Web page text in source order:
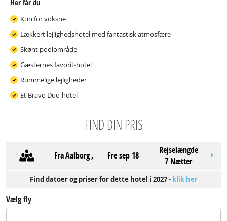
Her får du
Kun for voksne
Lækkert lejlighedshotel med fantastisk atmosfære
Skønt poolområde
Gæsternes favorit-hotel
Rummelige lejligheder
Et Bravo Duo-hotel
FIND DIN PRIS
FraAalborg, fre sep 18
Rejselængde
7 Nætter
Find datoer og priser for dette hotel i 2027 - klik her
Vælg fly